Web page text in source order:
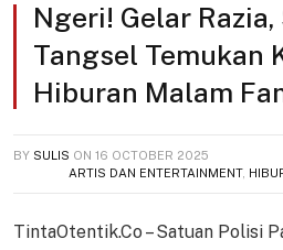
Ngeri! Gelar Razia,
Tangsel Temukan
Hiburan Malam
BY SULIS ON 16 OCTOBER 2025
ARTIS DAN ENTERTAINMENT,
TintaOtentik.Co – Satuan Polisi